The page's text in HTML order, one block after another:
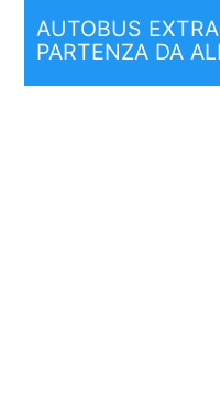
AUTOBUS
PARTENZA DA